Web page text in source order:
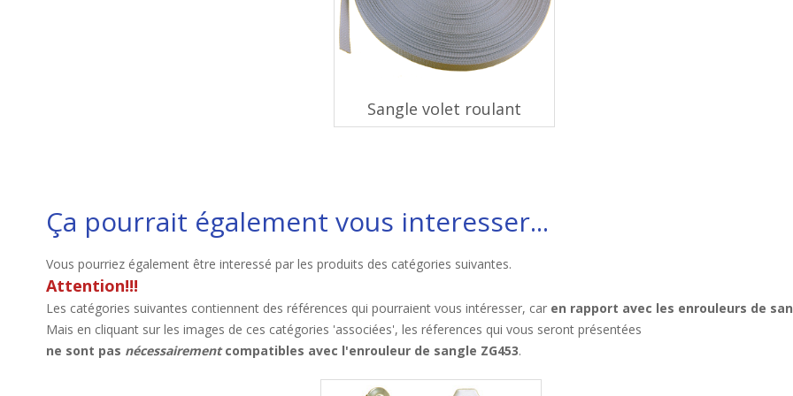
Sangle volet roulant
Ça pourrait également vous interesser...
Vous pourriez également être interessé par les produits des catégories suivantes.
Attention!!!
Les catégories suivantes contiennent des références qui pourraient vous intéresser, car en rapport avec les enrouleurs de
Mais en cliquant sur les images de ces catégories 'associées', les réferences qui vous seront présentées
ne sont pas nécessairementcompatibles avec l'enrouleur de sangle ZG453.